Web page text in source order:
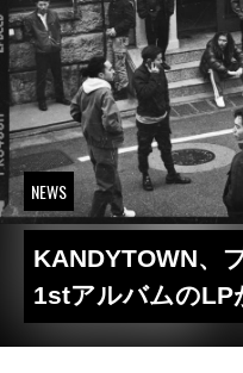
NEWS
KANDYTOWN、
1stアルバムのLP